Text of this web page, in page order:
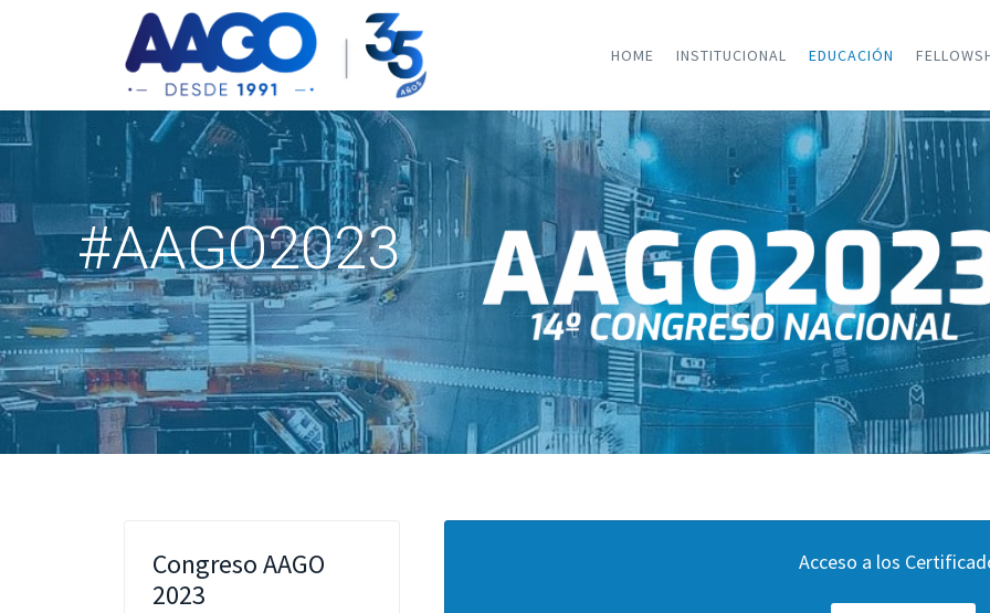
HOME INSTITUCIONAL EDUCACIÓN
#AAGO2023
Acceso a los
Congreso AAGO
2023